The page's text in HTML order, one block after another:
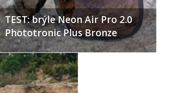
TEST: brýle Neon Air Pro 2.0
Phototronic Plus Bronze